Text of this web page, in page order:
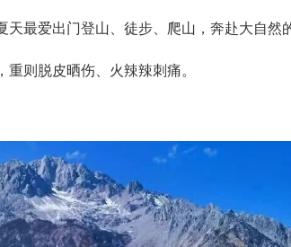
最爱出门登山、徒步、爬山，奔赴大自然
则脱皮晒伤、火辣辣刺痛。